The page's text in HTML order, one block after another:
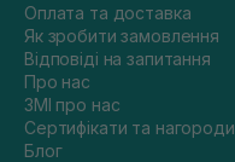
Оплата та доставка
Як зробити замовлення
Відповіді на запитання
Про нас
ЗМІ про нас
Сертифікати та нагороди
Блог